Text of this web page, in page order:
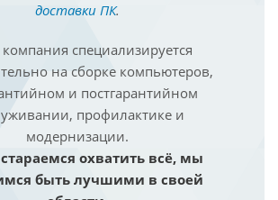
доставки ПК.
специализируется
на сборке компьютеров,
и постгарантийном
профилактике и
модернизации.
охватить всё, мы
быть лучшими в своей